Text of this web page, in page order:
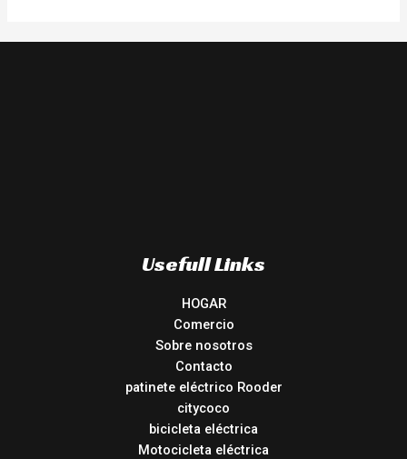
Usefull Links
HOGAR
Comercio
Sobre nosotros
Contacto
patinete eléctrico Rooder
citycoco
bicicleta eléctrica
Motocicleta eléctrica